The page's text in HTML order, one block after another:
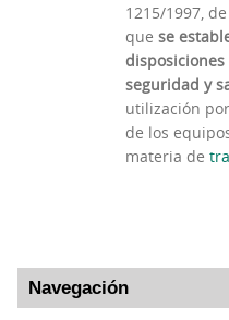
1215/1997,
que se
seguridad y
utilización
de los
materia de
Navegación